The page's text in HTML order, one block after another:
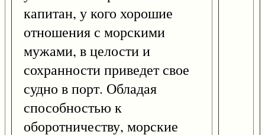
капитан, у кого хорошие
отношения с морскими
мужами, в целости и
сохранности приведет свое
судно в порт. Обладая
способностью к
оборотничеству, морские